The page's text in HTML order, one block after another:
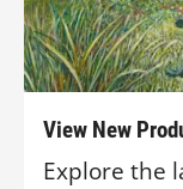
View New
Explore the